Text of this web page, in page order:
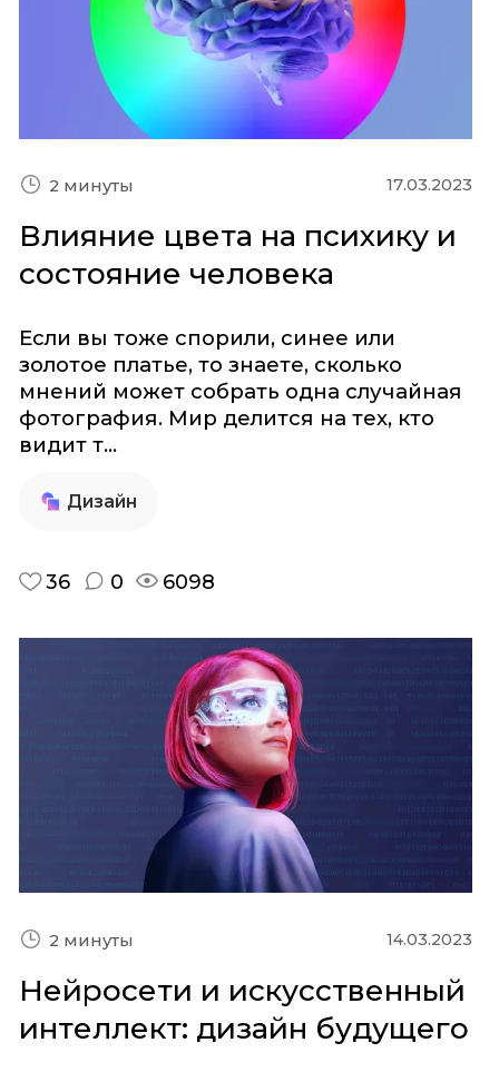
2 минуты 17.03.2023
Влияние цвета на психику и
состояние человека
Если вы тоже спорили, синее или
золотое платье, то знаете, сколько
мнений может собрать одна случайная
фотография. Мир делится на тех, кто
видит т...
Дизайн
36 0 6098
2 минуты 14.03.2023
Нейросети и искусственный
интеллект: дизайн будущего